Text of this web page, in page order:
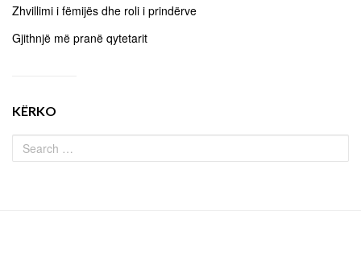
Zhvillimi i fëmijës dhe roli i prindërve
Gjithnjë më pranë qytetarit
KËRKO